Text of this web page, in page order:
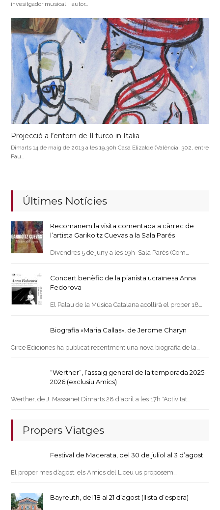
invesitgador musical i autor…
Projecció a l’entorn de Il turco in Italia
Dimarts 14 de maig de 2013 a les 19.30h Casa Elizalde (València, 302, entre
Pau…
Últimes Notícies
Recomanem la visita comentada a càrrec de
l’artista Garikoitz Cuevas a la Sala Parés
Divendres 5 de juny a les 19h Sala Parés (Com…
Concert benèfic de la pianista ucraïnesa Anna
Fedorova
El Palau de la Música Catalana acollirà el proper 18…
Biografia «Maria Callas», de Jerome Charyn
Circe Ediciones ha publicat recentment una nova biografia de la…
“Werther”, l’assaig general de la temporada 2025-
2026 (exclusiu Amics)
Werther, de J. Massenet Dimarts 28 d'abril a les 17h *Activitat…
Propers Viatges
Festival de Macerata, del 30 de juliol al 3 d’agost
El proper mes d’agost, els Amics del Liceu us proposem…
Bayreuth, del 18 al 21 d’agost (llista d’espera)